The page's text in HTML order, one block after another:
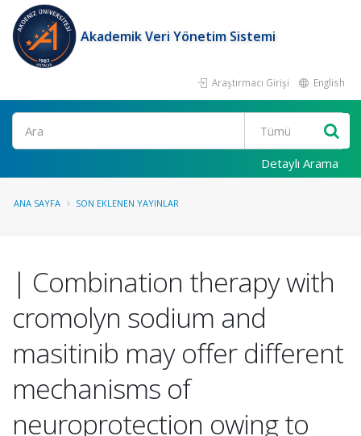
Akademik Veri Yönetim Sistemi
Araştırmacı Girişi English
Ara
Detaylı Arama
ANA SAYFA SON EKLENEN YAYINLAR
| Combination therapy with
cromolyn sodium and
masitinib may offer different
mechanisms of
neuroprotection owing to